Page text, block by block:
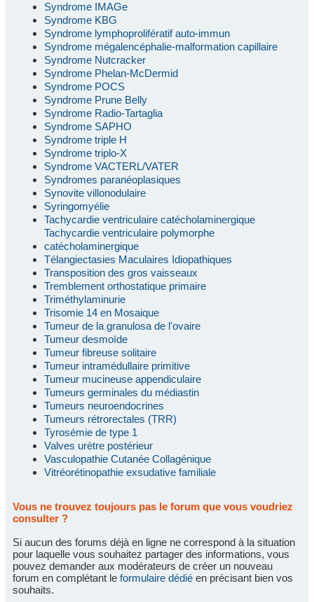
Syndrome IMAGe
Syndrome KBG
Syndrome lymphoprolifératif auto-immun
Syndrome mégalencéphalie-malformation capillaire
Syndrome Nutcracker
Syndrome Phelan-McDermid
Syndrome POCS
Syndrome Prune Belly
Syndrome Radio-Tartaglia
Syndrome SAPHO
Syndrome triple H
Syndrome triplo-X
Syndrome VACTERL/VATER
Syndromes paranéoplasiques
Synovite villonodulaire
Syringomyélie
Tachycardie ventriculaire catécholaminergique
Tachycardie ventriculaire polymorphe
catécholaminergique
Télangiectasies Maculaires Idiopathiques
Transposition des gros vaisseaux
Tremblement orthostatique primaire
Triméthylaminurie
Trisomie 14 en Mosaique
Tumeur de la granulosa de l'ovaire
Tumeur desmoïde
Tumeur fibreuse solitaire
Tumeur intramédullaire primitive
Tumeur mucineuse appendiculaire
Tumeurs germinales du médiastin
Tumeurs neuroendocrines
Tumeurs rétrorectales (TRR)
Tyrosémie de type 1
Valves urètre postérieur
Vasculopathie Cutanée Collagénique
Vitréorétinopathie exsudative familiale
Vous ne trouvez toujours pas le forum que vous voudriez
consulter ?
Si aucun des forums déjà en ligne ne correspond à la situation
pour laquelle vous souhaitez partager des informations, vous
pouvez demander aux modérateurs de créer un nouveau
forum en complétant le formulaire dédié en précisant bien vos
souhaits.